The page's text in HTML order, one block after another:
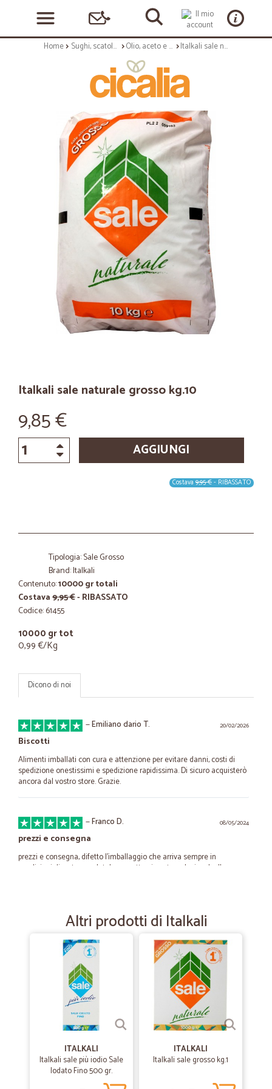
Home Sughi, scatolame e condimenti Olio, aceto e sale Italkali sale naturale grosso kg.10
Italkali sale naturale grosso kg.10
9,85 €
AGGIUNGI
Costava 9,95 €- RIBASSATO
Tipologia: Sale Grosso
Brand: Italkali
Contenuto:10000 gr totali
Costava9,95 €- RIBASSATO
Codice: 61455
10000 gr tot
0,99 €/Kg
Dicono di noi
20/02/2026
—Emiliano dario T.
Biscotti
Alimenti imballati con cura e attenzione per evitare danni, costi di
spedizione onestissimi e spedizione rapidissima. Di sicuro acquisterò
ancora dal vostro store. Grazie.
08/05/2024
—Franco D.
prezzi e consegna
prezzi e consegna, difetto l'imballaggio che arriva sempre in
condizioni disastrose e brt deve metterci nastro adesivo dsulle
— Massimiliano T.
Ottimi prodotti velocità nella…
Ottimi prodotti velocità nella spedizione bravissimi
—Alessandra Z.
PER ME E' STATA POSIVITA
PER ME E' STATA POSIVITA
—Sacco A.
Altri prodotti di Italkali
ITALKALI
Italkali sale più iodio Sale
Iodato Fino 500 gr.
ITALKALI
Italkali sale grosso kg.1